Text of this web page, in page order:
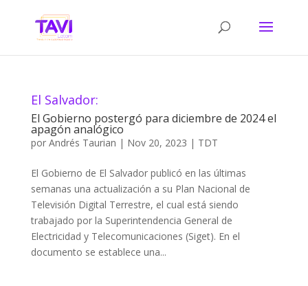
El Salvador:
El Gobierno postergó para diciembre de 2024 el
apagón analógico
por Andrés Taurian | Nov 20, 2023 | TDT
El Gobierno de El Salvador publicó en las últimas
semanas una actualización a su Plan Nacional de
Televisión Digital Terrestre, el cual está siendo
trabajado por la Superintendencia General de
Electricidad y Telecomunicaciones (Siget). En el
documento se establece una...